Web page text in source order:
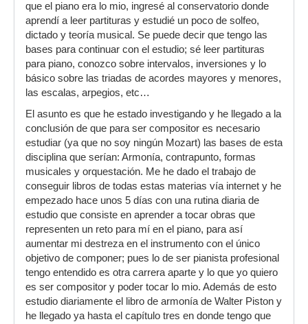
que el piano era lo mio, ingresé al conservatorio donde
aprendí a leer partituras y estudié un poco de solfeo,
dictado y teoría musical. Se puede decir que tengo las
bases para continuar con el estudio; sé leer partituras
para piano, conozco sobre intervalos, inversiones y lo
básico sobre las triadas de acordes mayores y menores,
las escalas, arpegios, etc…
El asunto es que he estado investigando y he llegado a la
conclusión de que para ser compositor es necesario
estudiar (ya que no soy ningún Mozart) las bases de esta
disciplina que serían: Armonía, contrapunto, formas
musicales y orquestación. Me he dado el trabajo de
conseguir libros de todas estas materias vía internet y he
empezado hace unos 5 días con una rutina diaria de
estudio que consiste en aprender a tocar obras que
representen un reto para mí en el piano, para así
aumentar mi destreza en el instrumento con el único
objetivo de componer; pues lo de ser pianista profesional
tengo entendido es otra carrera aparte y lo que yo quiero
es ser compositor y poder tocar lo mio. Además de esto
estudio diariamente el libro de armonía de Walter Piston y
he llegado ya hasta el capítulo tres en donde tengo que